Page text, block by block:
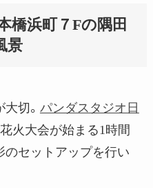
橋浜町７Fの隅田
景
切。 パンダスタジオ日
火大会が始まる1時間
のセットアップを行い